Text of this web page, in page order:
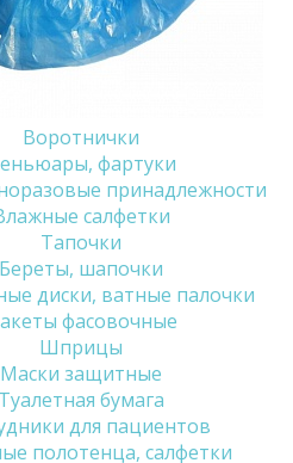
Воротнички
фартуки
принадлежности
салфетки
Тапочки
Береты, шапочки
диски, ватные палочки
фасовочные
Шприцы
Маски защитные
Туалетная бумага
для пациентов
полотенца, салфетки